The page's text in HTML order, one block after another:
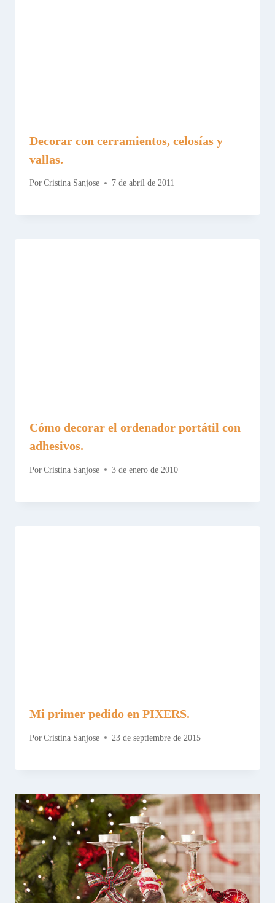
Decorar con cerramientos, celosías y
vallas.
Por Cristina Sanjose 7 de abril de 2011
Cómo decorar el ordenador portátil con
adhesivos.
Por Cristina Sanjose 3 de enero de 2010
Mi primer pedido en PIXERS.
Por Cristina Sanjose 23 de septiembre de 2015